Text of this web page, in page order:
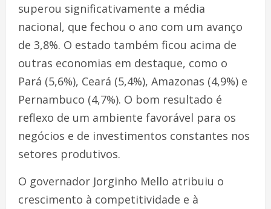
superou significativamente a média
nacional, que fechou o ano com um avanço
de 3,8%. O estado também ficou acima de
outras economias em destaque, como o
Pará (5,6%), Ceará (5,4%), Amazonas (4,9%) e
Pernambuco (4,7%). O bom resultado é
reflexo de um ambiente favorável para os
negócios e de investimentos constantes nos
setores produtivos.
O governador Jorginho Mello atribuiu o
crescimento à competitividade e à